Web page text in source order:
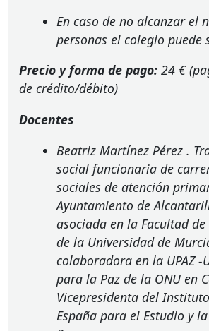
En caso de no alcanzar el
personas el colegio puede
Precio y forma de pago: 24 €
de crédito/débito)
Docentes
Beatriz Martínez Pérez.
social funcionaria de
sociales de atención
Ayuntamiento de
asociada en la Facultad
de la Universidad de
colaboradora en la UPAZ-
para la Paz de la ONUen
Vicepresidenta del
España para el Estudio y